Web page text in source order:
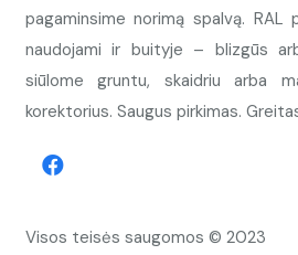
pagaminsime norimą spalvą.
naudojami ir buityje – blizgūs
siūlome gruntu, skaidriu arba
korektorius. Saugus pirkimas.
Visos teisės saugomos © 2023